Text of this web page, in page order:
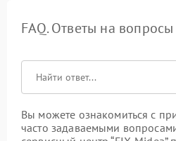
FAQ. Ответы на вопросы
Вы можете ознакомиться с
часто задаваемыми